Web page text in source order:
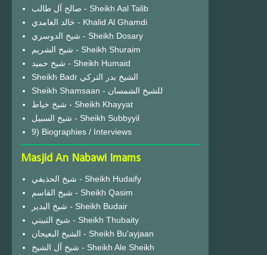
صالح آل طالب - Sheikh Aal Talib
خالد الغامدي - Khalid Al Ghamdi
شيخ الدوسري - Sheikh Dosary
شيخ الشريم - Sheikh Shuraim
شيخ حميد - Sheikh Humaid
Sheikh Badr الشيخ بدر التركي
Sheikh Shamsaan - للشيخ الشمسان
شيخ خياط - Sheikh Khayyat
شيخ السبيل - Sheikh Subbyyil
9) Biographies / Interviews
Masjid An Nabawi Imams
شيخ الحذيفي - Sheikh Hudaify
شيخ القاسم - Sheikh Qasim
شيخ البدير - Sheikh Budair
شيخ الثبيتي - Sheikh Thubaity
الشيخ البعيجان - Sheikh Bu'ayjaan
شيخ آل الشيخ - Sheikh Ale Sheikh